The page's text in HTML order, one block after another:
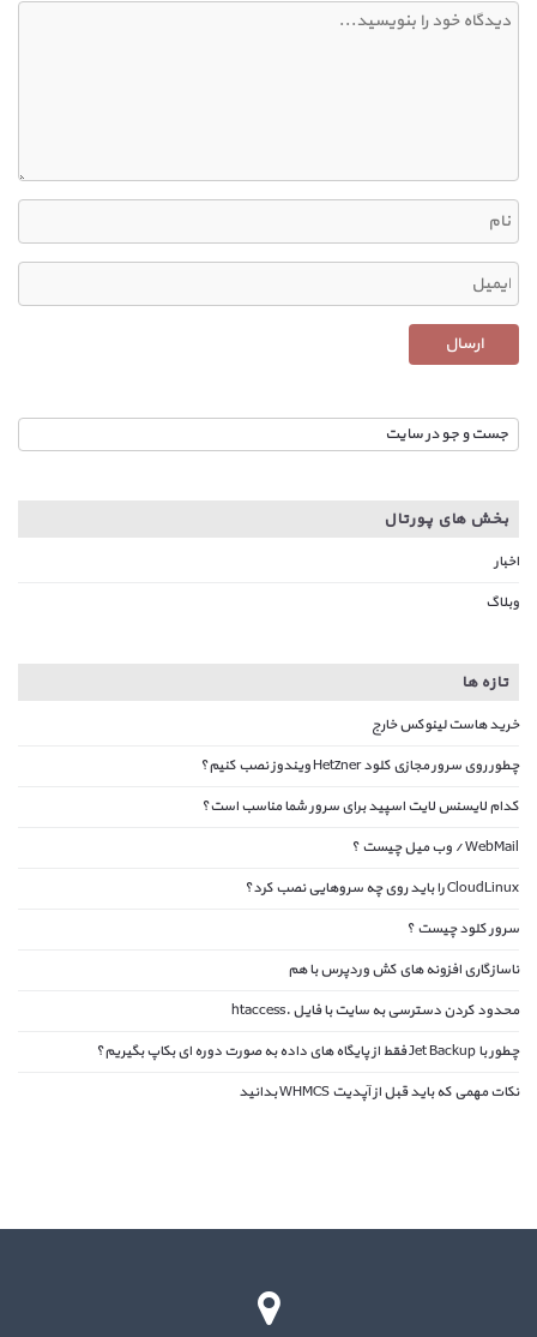
بخش های پورتال
اخبار
وبلاگ
تازه ها
خرید هاست لینوکس خارج
چطور روی سرور مجازی کلود Hetzner ویندوز نصب کنیم؟
کدام لایسنس لایت اسپید برای سرور شما مناسب است؟
WebMail / وب میل چیست ؟
CloudLinux را باید روی چه سروهایی نصب کرد؟
سرور کلود چیست ؟
ناسازگاری افزونه های کش وردپرس با هم
محدود کردن دسترسی به سایت با فایل .htaccess
چطور با Jet Backup فقط از پایگاه های داده به صورت دوره ای بکاپ بگیریم؟
نکات مهمی که باید قبل از آپدیت WHMCS بدانید